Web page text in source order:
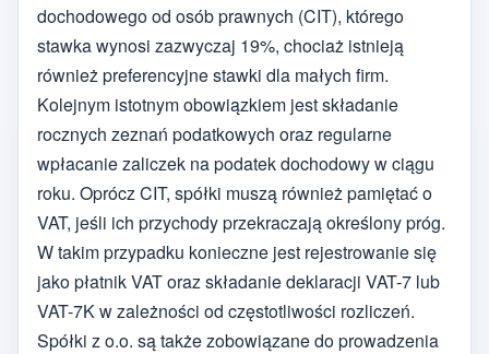
dochodowego od osób prawnych (CIT), którego
stawka wynosi zazwyczaj 19%, chociaż istnieją
również preferencyjne stawki dla małych firm.
Kolejnym istotnym obowiązkiem jest składanie
rocznych zeznań podatkowych oraz regularne
wpłacanie zaliczek na podatek dochodowy w ciągu
roku. Oprócz CIT, spółki muszą również pamiętać o
VAT, jeśli ich przychody przekraczają określony próg.
W takim przypadku konieczne jest rejestrowanie się
jako płatnik VAT oraz składanie deklaracji VAT-7 lub
VAT-7K w zależności od częstotliwości rozliczeń.
Spółki z o.o. są także zobowiązane do prowadzenia